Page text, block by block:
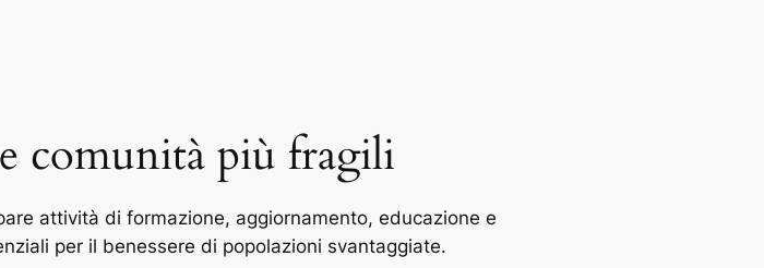
comunità più fragili
attività di formazione, aggiornamento, educazione e
per il benessere di popolazioni svantaggiate.